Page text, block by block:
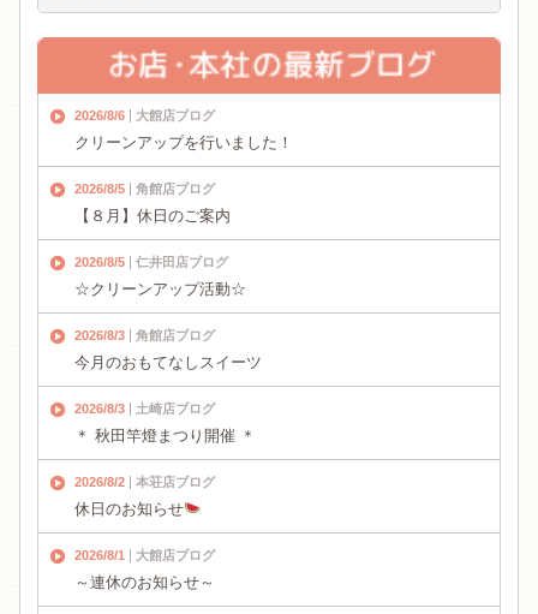
2026/8/6 大館店ブログ
クリーンアップを行いました！
2026/8/5 角館店ブログ
【８月】休日のご案内
2026/8/5 仁井田店ブログ
☆クリーンアップ活動☆
2026/8/3 角館店ブログ
今月のおもてなしスイーツ
2026/8/3 土崎店ブログ
＊ 秋田竿燈まつり開催 ＊
2026/8/2 本荘店ブログ
休日のお知らせ
2026/8/1 大館店ブログ
～連休のお知らせ～